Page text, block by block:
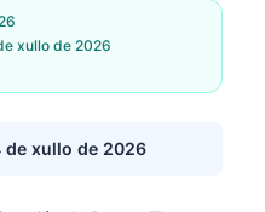
xullo de 2026
de xullo de 2026